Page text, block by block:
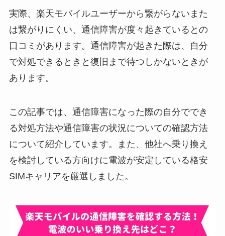
実際、楽天モバイルユーザーから繋がらないまた
は繋がりにくい、通信障害が度々起きているとの
口コミがあります。通信障害が起きた際は、自分
で対処できるときと復旧まで待つしかないときが
あります。
この記事では、通信障害になった際の自分ででき
る対処方法や通信障害の状況についての確認方法
について紹介しています。また、他社へ乗り換え
を検討している方向けに電波が安定している格安
SIMキャリアを厳選しました。